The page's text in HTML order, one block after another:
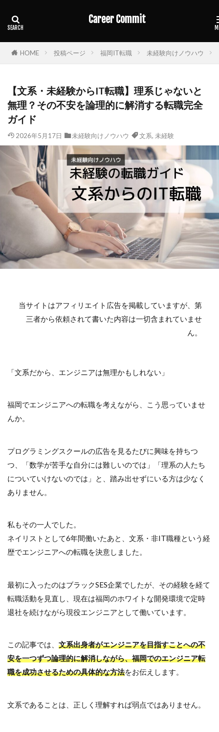
Career Commit
HOME 投稿ページ 福岡IT転職 未経験向けノウハウ
【文系・未経験からIT転職】理系じゃないと
無理？その不安を論理的に解消する転職完全
ガイド
2026年5月17日 未経験向けノウハウ 文系, 未経験
当サイトはアフィリエイト広告を掲載していますが、第
三者から依頼されて書いた内容は一切含まれていませ
ん。
「文系だから、エンジニアは無理かもしれない」
福岡でエンジニアへの転職を考えながら、こう思っていませ
んか。
プログラミングスクールの広告を見るたびに興味を持ちつ
つ、「数学が苦手な自分には難しいのでは」「理系の人たち
についていけないのでは」と、踏み出せずにいる方は少なく
ありません。
私もその一人でした。
ネイリストとして6年間働いたあと、文系・非IT職種という経
歴でエンジニアへの転職を決意しました。
最初に入ったのはブラックSES企業でしたが、その経験を経て
転職活動を見直し、現在は福岡のホワイトな開発環境で定時
退社を続けながら現役エンジニアとして働いています。
この記事では、 文系出身者がエンジニアを目指すことへの不
安を一つずつ論理的に解消しながら、福岡でのエンジニア転
職を成功させるための具体的な方法をお伝えします。
文系であることは、正しく理解すれば弱点ではありません。
ハイクラス転職
ブラックSES
レバテックキャリア
一年目 年収
文系
未経験
転職サービス
面接対策
検索